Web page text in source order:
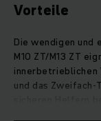
Vorteile
Die wendigen und
M10 ZT/M13 ZT
innerbetrieblichen
und das Zweifach-